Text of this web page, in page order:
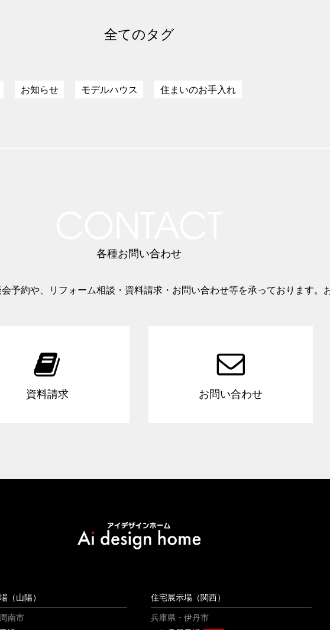
全てのタグ
お知らせ モデルハウス 住まいのお手入れ
各種お問い合わせ
予約や、リフォーム相談・資料請求・お問い合わせ等を承っております。

資料請求

お問い合わせ
（山陽）
南市
住宅展示場（関西）
兵庫県・伊丹市